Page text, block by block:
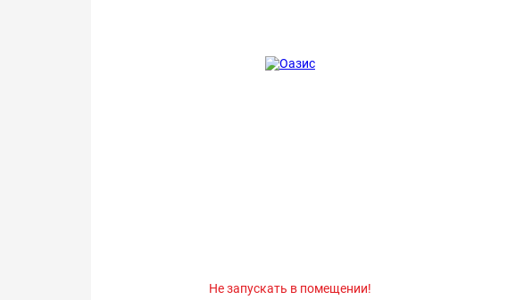
Не запускать в помещении!